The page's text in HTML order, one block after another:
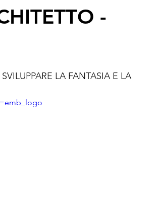
-
LA FANTASIA E LA